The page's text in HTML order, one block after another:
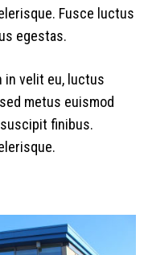
Fusce luctus
egestas.
in velit eu, luctus
metus euismod
finibus.